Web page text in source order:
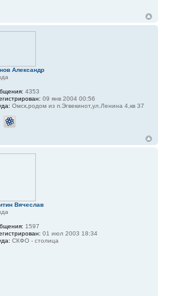
Александр
4353
09 янв 2004 00:56
Омск,родом из п.Эгвекинот,ул.Ленина 4,кв 37
Вячеслав
1597
01 июл 2003 18:34
СКФО - столица